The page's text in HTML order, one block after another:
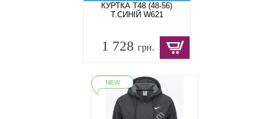
КУРТКА T48 (48-56)
Т.СИНІЙ W621
1 728грн.